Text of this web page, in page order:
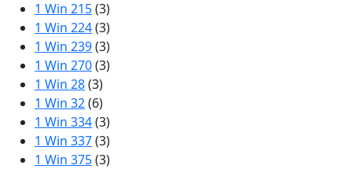
1 Win 215(3)
1 Win 224(3)
1 Win 239(3)
1 Win 270(3)
1 Win 28(3)
1 Win 32(6)
1 Win 334(3)
1 Win 337(3)
1 Win 375(3)